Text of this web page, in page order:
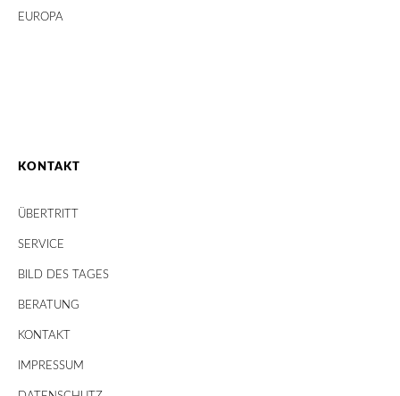
EUROPA
KONTAKT
ÜBERTRITT
SERVICE
BILD DES TAGES
BERATUNG
KONTAKT
IMPRESSUM